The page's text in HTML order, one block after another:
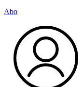
Abo